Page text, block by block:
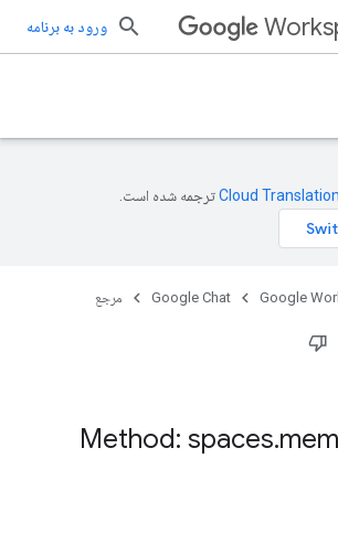
ورود به برنامه
ترجمه شده است.
Google
Google Chat مرجع
Method: spaces.